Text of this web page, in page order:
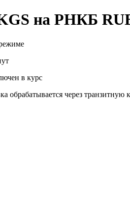
на РНКБ
в курс
обрабатывается через